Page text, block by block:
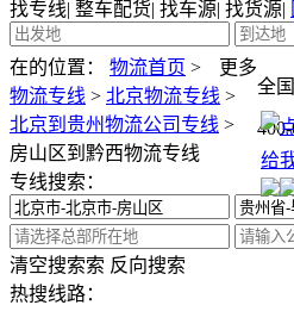
找专线| 整车配货| 找车源| 找货源|
全
更多
在的位置：
物流首页 >
物流专线 > 北京物流专线 >
北京到贵州物流公司专线 >
房山区到黔西物流专线
专线搜索：
索 反向搜索
清空搜索
热搜线路：